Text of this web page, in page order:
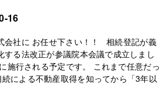
16
会社に お任せ下さい！！ 相続登記が義
る法改正が参議院本会議で成立しまし
施行される予定です。 これまで任意だっ
による不動産取得を知ってから「3年以